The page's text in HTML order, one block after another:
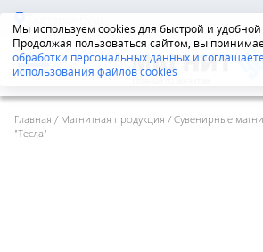
Мы используем cookies для быстрой и удобной
Продолжая пользоваться сайтом, вы
обработки персональных данных и
использования файлов cookies
Екатеринбург
Главная /Магнитная продукция /Сувенирные
"Тесла"